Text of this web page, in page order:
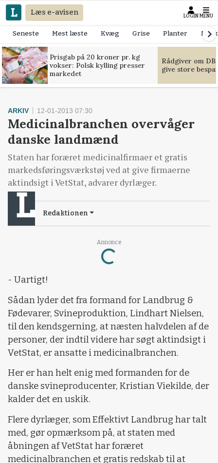
Læs e-avisen LOGIN MENU
Seneste Mest læste Kvæg Grise Planter
Prisgab på 20 kroner pr. kg
vokser: Polsk kylling presser
markedet
Rådgiver om
give store
Annonce
Loading...
ARKIV 12-01-2013 07:30
Medicinalbranchen overvåger
danske landmænd
Staten har foræret medicinalfirmaer et gratis
markedsføringsværkstøj ved at give firmaerne
aktindsigt i VetStat, advarer dyrlæger.
Redaktionen
- Uartigt!
Sådan lyder det fra formand for Landbrug &
Fødevarer, Svineproduktion, Lindhart Nielsen,
til den kendsgerning, at næsten halvdelen af de
personer, der indtil videre har søgt aktindsigt i
VetStat, er ansatte i medicinalbranchen.
Her er han helt enig med formanden for de
danske svineproducenter, Kristian Viekilde, der
kalder det en uskik.
Flere dyrlæger, som Effektivt Landbrug har talt
med, gør opmærksom på, at staten med
åbningen af VetStat har foræret
medicinalbranchen et gratis redskab til at